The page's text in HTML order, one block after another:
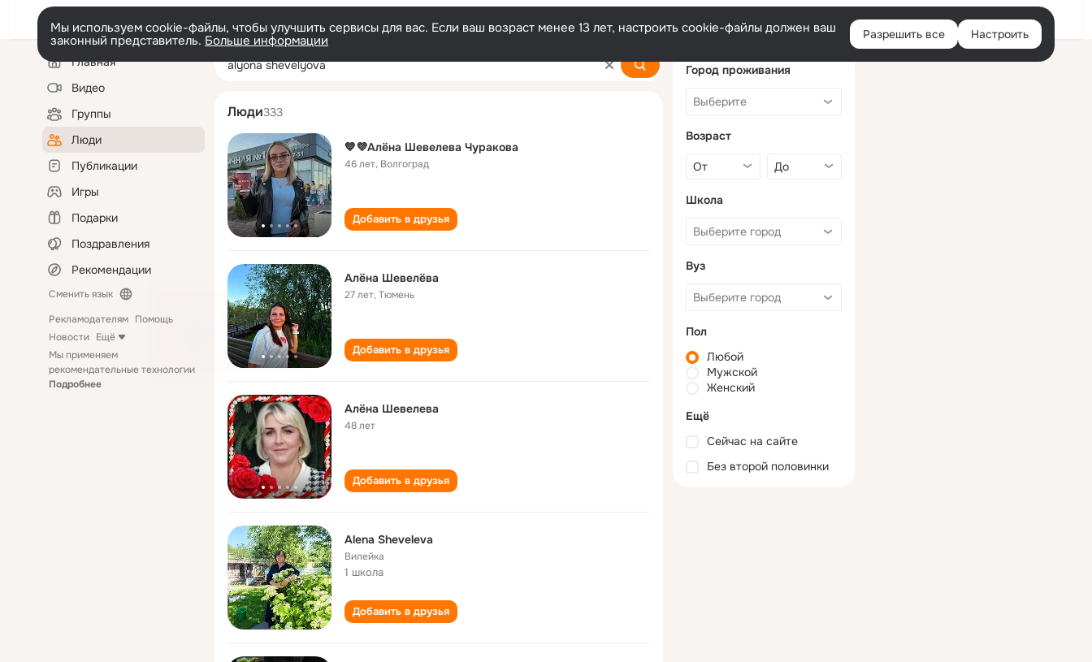
Войти
Мы используем cookie-файлы, чтобы улучшить сервисы для вас. Если ваш возраст менее 13 лет, настроить cookie-файлы должен ваш
законный представитель. Больше информации Разрешить все Настроить
Левая
колонкаГлавная
Видео
Группы
Люди
Публикации
Игры
Подарки
Поздравления
Рекомендации
Сменить язык
Рекламодателям Помощь
Новости Ещё
Мы применяем
рекомендательные технологии
Подробнее
alyona shevelyova
Люди333
💙💜Алёна Шевелева Чуракова
46 лет, Волгоград
Добавить в друзья
Алёна Шевелёва
27 лет,Тюмень
Добавить в друзья
Алёна Шевелева
48 лет
Добавить в друзья
Alena Sheveleva
Вилейка
1 школа
Добавить в друзья
Город проживания
Возраст
Школа
Вуз
Пол
Любой
Мужской
Женский
Ещё
Сейчас на сайте
Без второй половинки